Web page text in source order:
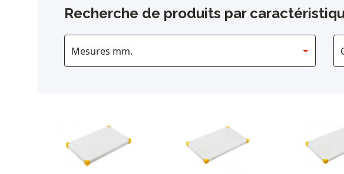
Recherche de produits par